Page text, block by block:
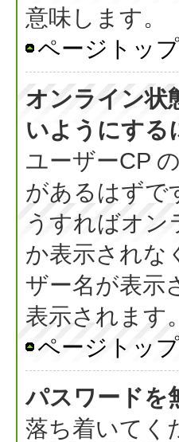
意味します。
ページトップ
オンライン状
いようにする
ユーザーCP
があるはずで
うすればオン
か表示されな
ザー名が表示
表示されます。
ページトップ
パスワードを
落ち着いてく